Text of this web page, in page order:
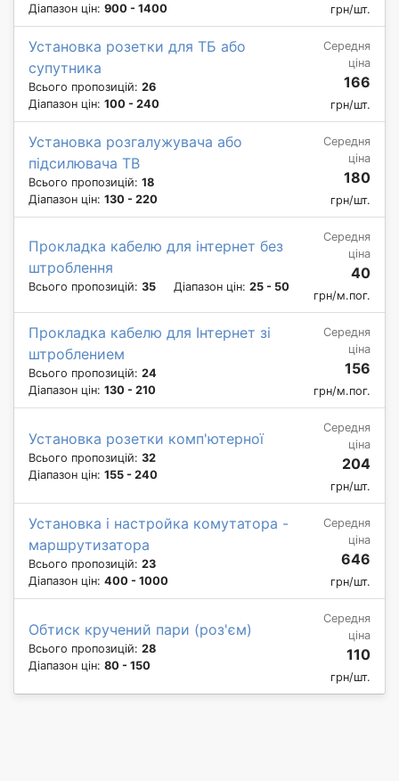
Діапазон цін: 900 - 1400 грн/шт.
Установка розетки для ТБ або
супутника
Всього пропозицій: 26
Діапазон цін: 100 - 240
Середня
ціна
166
грн/шт.
Установка розгалужувача або
підсилювача ТВ
Всього пропозицій: 18
Діапазон цін: 130 - 220
Середня
ціна
180
грн/шт.
Прокладка кабелю для інтернет без
штроблення
Всього пропозицій: 35 Діапазон цін: 25 - 50
Середня
ціна
40
грн/м.пог.
Прокладка кабелю для Інтернет зі
штроблением
Всього пропозицій: 24
Діапазон цін: 130 - 210
Середня
ціна
156
грн/м.пог.
Установка розетки комп'ютерної
Всього пропозицій: 32
Діапазон цін: 155 - 240
Середня
ціна
204
грн/шт.
Установка і настройка комутатора -
маршрутизатора
Всього пропозицій: 23
Діапазон цін: 400 - 1000
Середня
ціна
646
грн/шт.
Обтиск кручений пари (роз'єм)
Всього пропозицій: 28
Діапазон цін: 80 - 150
Середня
ціна
110
грн/шт.